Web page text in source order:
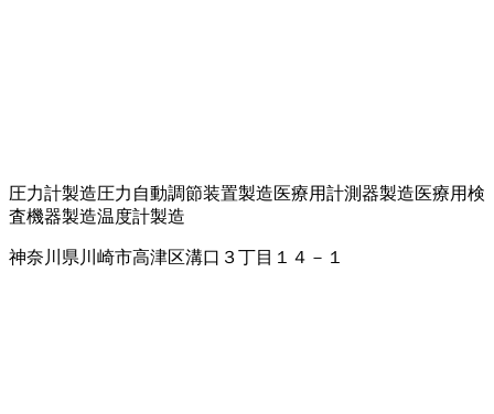
圧力計製造圧力自動調節装置製造医療用計測器製造医療用検
査機器製造温度計製造
神奈川県川崎市高津区溝口３丁目１４－１